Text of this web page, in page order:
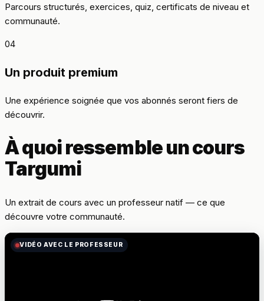
Parcours structurés, exercices, quiz, certificats de niveau et
communauté.
04
Un produit premium
Une expérience soignée que vos abonnés seront fiers de
découvrir.
À quoi ressemble un cours
Targumi
Un extrait de cours avec un professeur natif — ce que
découvre votre communauté.
VIDÉO AVEC LE PROFESSEUR